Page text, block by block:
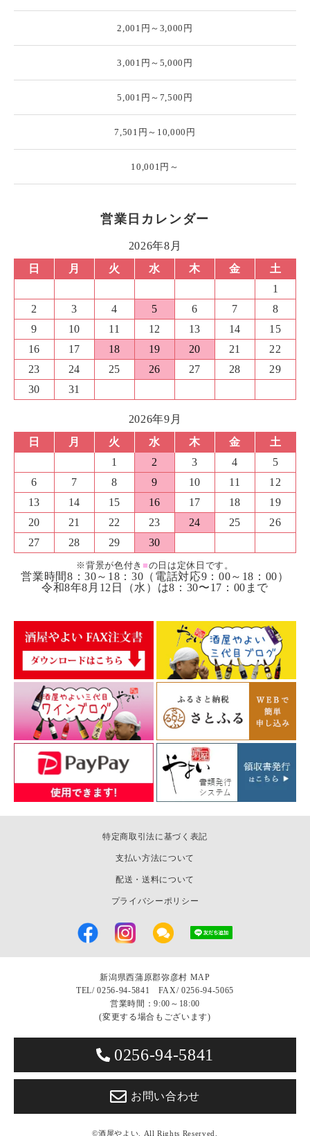
2,001円～3,000円
3,001円～5,000円
5,001円～7,500円
7,501円～10,000円
10,001円～
営業日カレンダー
2026年8月
日
月 火 水 木 金
土
1
2
3 4 5 6 7
8
9
10 11 12 13 14
15
16
17 18 19 20 21
22
23
24 25 26 27 28
29
30
31
2026年9月
日
月 火 水 木 金
土
1
2 3 4
5
6
7 8 9 10 11
12
13
14 15 16 17 18
19
20
21 22 23 24 25
26
27
28 29 30
※背景が色付き ■の日は定休日です。
営業時間8：30～18：30（電話対応9：00～18：00）
令和8年8月12日（水）は8：30〜17：00まで
特定商取引法に基づく表記
支払い方法について
配送・送料について
プライバシーポリシー
新潟県西蒲原郡弥彦村 MAP
TEL/0256-94-5841 FAX/ 0256-94-5065
営業時間：9:00～18:00
(変更する場合もございます)
0256-94-5841
お問い合わせ
©酒屋やよい. All Rights Reserved.